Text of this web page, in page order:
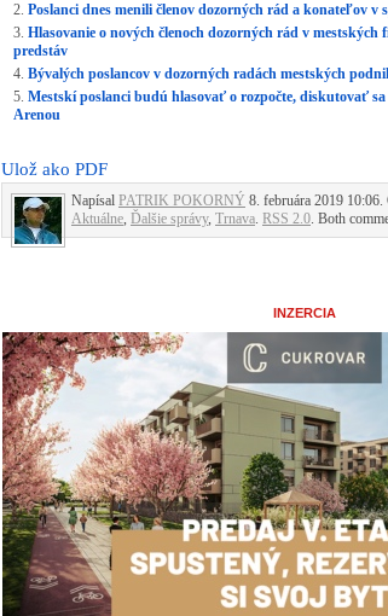
Poslanci dnes menili členov dozorných rád a konateľov v
Hlasovanie o nových členoch dozorných rád v
predstáv
Bývalých poslancov v dozorných radách mestských
Mestskí poslanci budú hlasovať o rozpočte, diskutovať
Arenou
Ulož ako PDF
Napísal PATRIK POKORNÝ 8. februára 2019
Aktuálne, Ďalšie správy, Trnava. RSS 2.0. Both
INZERCIA